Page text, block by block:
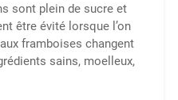
sont plein de sucre et
être évité lorsque l’on
framboises changent
sains, moelleux,